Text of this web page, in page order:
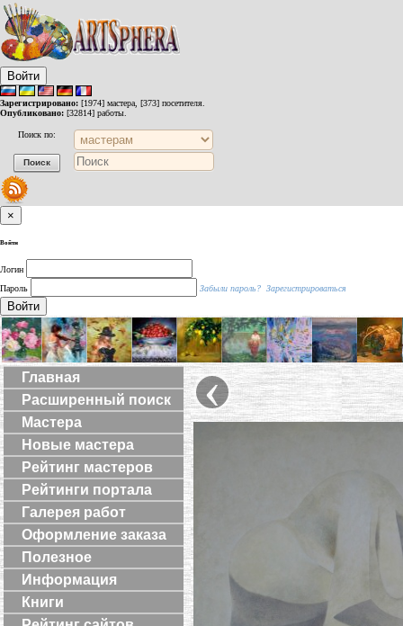
Войти
Зарегистрировано: [1974] мастера, [373] посетителя.
Опубликовано: [32814] работы.
Поиск по:
×
Войти
Логин
Пароль
Забыли пароль? Зарегистрироваться
Войти
Главная
Расширенный поиск
Мастера
Новые мастера
Рейтинг мастеров
Рейтинги портала
Галерея работ
Оформление заказа
Полезное
Информация
Книги
‹